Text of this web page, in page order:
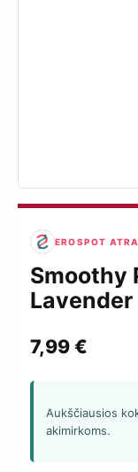
EROSPOT
Smoothy
Lavender
7,99€
Aukščiausios
akimirkoms.